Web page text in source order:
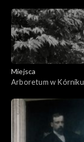
Miejsca
Arboretum w Kórniku